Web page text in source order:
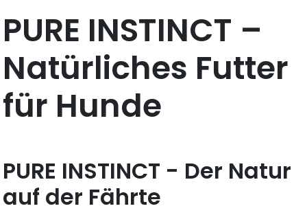
PURE INSTINCT –
Natürliches Futter
für Hunde
PURE INSTINCT - Der Natur
auf der Fährte